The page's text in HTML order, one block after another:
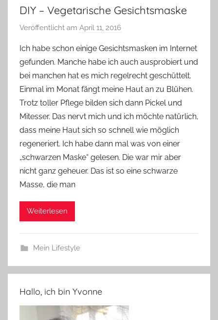
vielesDIY – Vegetarische Gesichtsmaske
Veröffentlicht am April 11, 2016
n
Y
v
o
n
n
e
Ich habe schon einige Gesichtsmasken im Internet
gefunden. Manche habe ich auch ausprobiert und
bei manchen hat es mich regelrecht geschüttelt.
Einmal im Monat fängt meine Haut an zu Blühen.
Trotz toller Pflege bilden sich dann Pickel und
Mitesser. Das nervt mich und ich möchte natürlich,
dass meine Haut sich so schnell wie möglich
regeneriert. Ich habe dann mal was von einer
„schwarzen Maske“ gelesen. Die war mir aber
nicht ganz geheuer. Das ist so eine schwarze
Masse, die man
Weiterlesen
Mein Lifestyle
Hallo, ich bin Yvonne